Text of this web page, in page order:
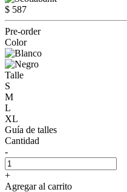
$ 587
Pre-order
Color
Talle
S
M
L
XL
Guía de talles
Cantidad
-
+
Agregar al carrito